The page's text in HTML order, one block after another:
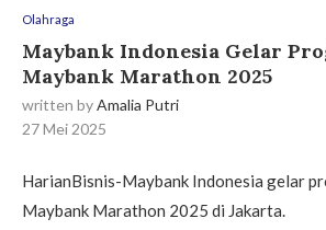
Olahraga
Maybank Indonesia Gelar
Maybank Marathon 2025
written byAmalia Putri
27 Mei 2025
HarianBisnis-Maybank Indonesia gelar
Maybank Marathon 2025 di Jakarta.